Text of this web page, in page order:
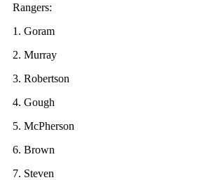
Rangers:
1. Goram
2. Murray
3. Robertson
4. Gough
5. McPherson
6. Brown
7. Steven